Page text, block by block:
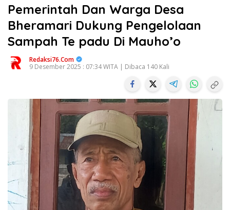
Pemerintah Dan Warga Desa
Bheramari Dukung Pengelolaan
Sampah Te padu Di Mauho’o
Redaksi76.com
9 Desember 2025 : 07:34 WITA | Dibaca 140 Kali